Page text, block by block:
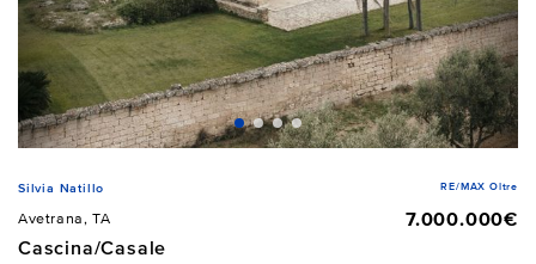
Silvia Natillo RE/MAX Oltre
Avetrana, TA
7.000.000€
Cascina/Casale